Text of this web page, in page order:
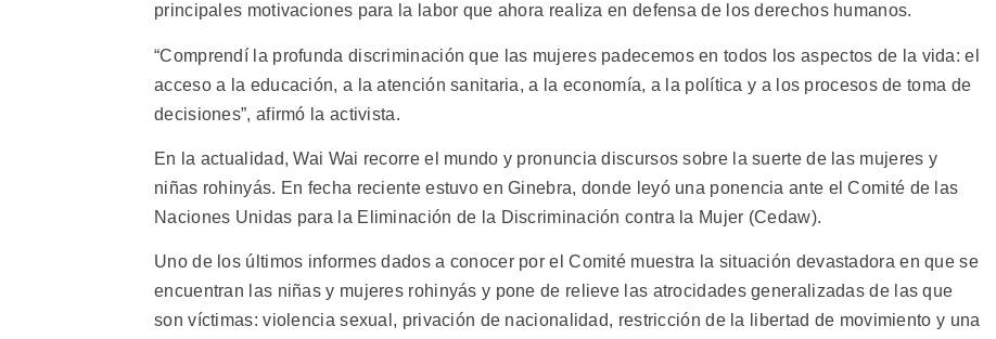
principales motivaciones para la labor que ahora realiza en defensa de los derechos humanos.
“Comprendí la profunda discriminación que las mujeres padecemos en todos los aspectos de la vida: el
acceso a la educación, a la atención sanitaria, a la economía, a la política y a los procesos de toma de
decisiones”, afirmó la activista.
En la actualidad, Wai Wai recorre el mundo y pronuncia discursos sobre la suerte de las mujeres y
niñas rohinyás. En fecha reciente estuvo en Ginebra, donde leyó una ponencia ante el Comité de las
Naciones Unidas para la Eliminación de la Discriminación contra la Mujer (Cedaw).
Uno de los últimos informes dados a conocer por el Comité muestra la situación devastadora en que se
encuentran las niñas y mujeres rohinyás y pone de relieve las atrocidades generalizadas de las que
son víctimas: violencia sexual, privación de nacionalidad, restricción de la libertad de movimiento y una